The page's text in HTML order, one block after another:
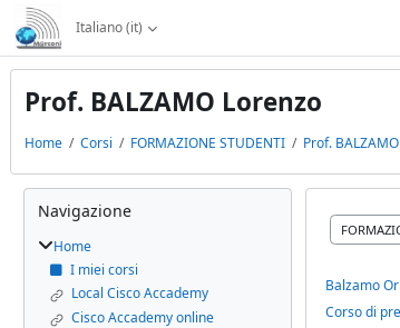
Vai al contenuto principale
Italiano ‎(it)‎
Prof. BALZAMO Lorenzo
Home Corsi FORMAZIONE STUDENTI Prof.
Categorie
Balzamo
Corso di
Blocchi
Salta Navigazione
Navigazione
Home
I miei corsi
Local Cisco Accademy
Cisco Accademy online